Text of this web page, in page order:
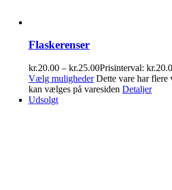
Flaskerenser
kr.20.00 – kr.25.00Prisinterval:
Vælg muligheder Dette vare har flere
kan vælges på varesiden Detaljer
Udsolgt